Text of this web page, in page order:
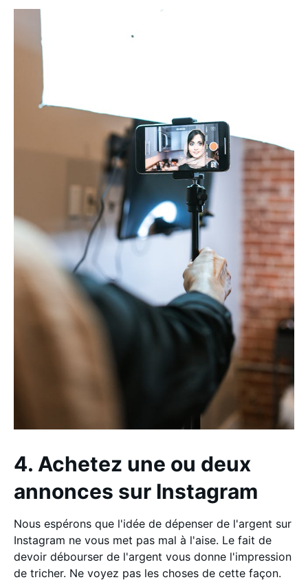
4. Achetez une ou deux
annonces sur Instagram
Nous espérons que l'idée de dépenser de l'argent sur
Instagram ne vous met pas mal à l'aise. Le fait de
devoir débourser de l'argent vous donne l'impression
de tricher. Ne voyez pas les choses de cette façon.